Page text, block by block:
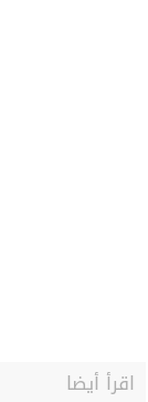
اقرأ أيضا